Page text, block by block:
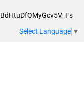
Select Language ▼